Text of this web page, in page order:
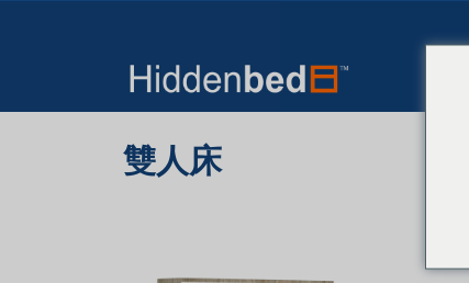
雙人床